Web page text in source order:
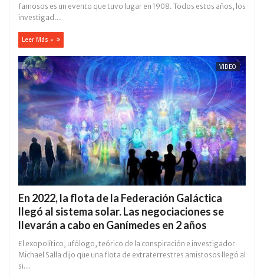
famosos es un evento que tuvo lugar en 1908. Todos estos años, los
investigad...
Leer Más »
VÍDEO
En 2022, la flota de la Federación Galáctica
llegó al sistema solar. Las negociaciones se
llevarán a cabo en Ganímedes en 2 años
El exopolítico, ufólogo, teórico de la conspiración e investigador
Michael Salla dijo que una flota de extraterrestres amistosos llegó al
si...